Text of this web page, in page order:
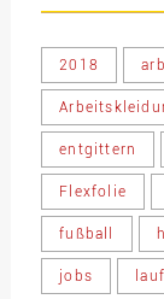
2018
entgittern
Flexfolie
fußball
jobs